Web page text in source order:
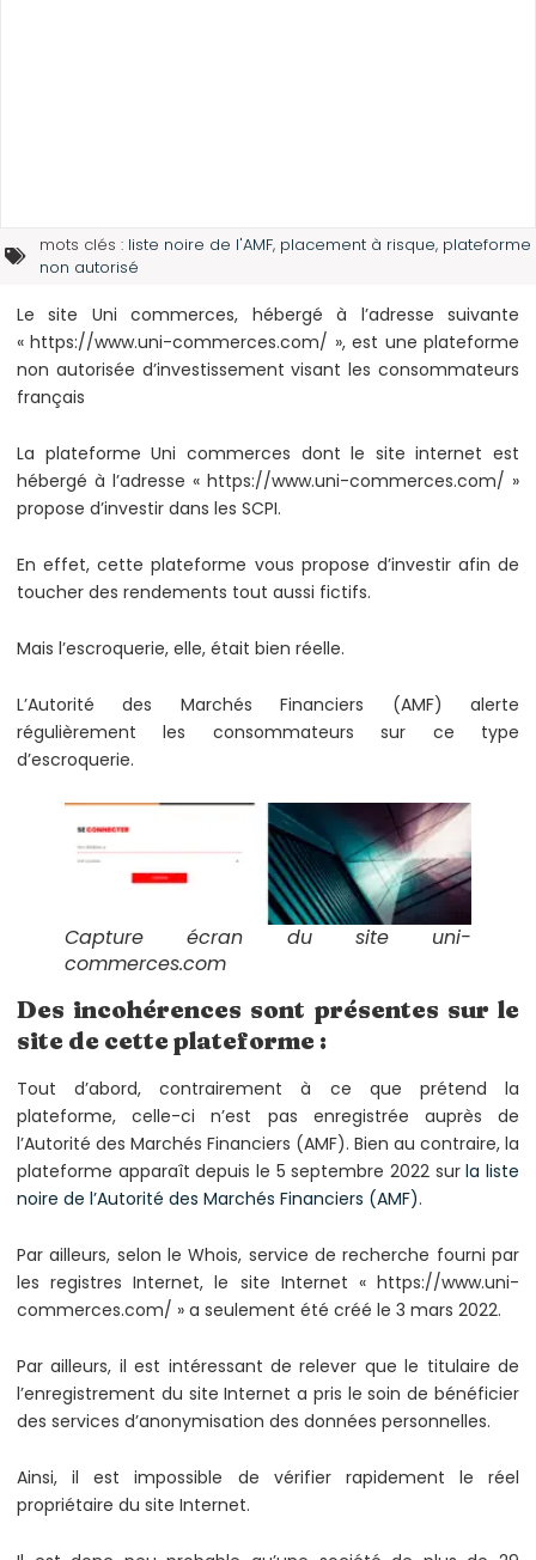
mots clés : liste noire de l'AMF, placement à risque, plateforme
non autorisé
Le site Uni commerces, hébergé à l’adresse suivante
« https://www.uni-commerces.com/ », est une plateforme
non autorisée d’investissement visant les consommateurs
français
La plateforme Uni commerces dont le site internet est
hébergé à l’adresse « https://www.uni-commerces.com/ »
propose d’investir dans les SCPI.
En effet, cette plateforme vous propose d’investir afin de
toucher des rendements tout aussi fictifs.
Mais l’escroquerie, elle, était bien réelle.
L’Autorité des Marchés Financiers (AMF) alerte
régulièrement les consommateurs sur ce type
d’escroquerie.
Capture écran du site uni-
commerces.com
Des incohérences sont présentes sur le
site de cette plateforme :
Tout d’abord, contrairement à ce que prétend la
plateforme, celle-ci n’est pas enregistrée auprès de
l’Autorité des Marchés Financiers (AMF). Bien au contraire, la
plateforme apparaît depuis le 5 septembre 2022 surla liste
noire de l’Autorité des Marchés Financiers (AMF).
Par ailleurs, selon le Whois, service de recherche fourni par
les registres Internet, le site Internet « https://www.uni-
commerces.com/ » a seulement été créé le 3 mars 2022.
Par ailleurs, il est intéressant de relever que le titulaire de
l’enregistrement du site Internet a pris le soin de bénéficier
des services d’anonymisation des données personnelles.
Ainsi, il est impossible de vérifier rapidement le réel
propriétaire du site Internet.